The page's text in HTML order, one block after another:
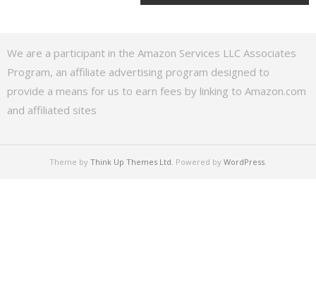
We are a participant in the Amazon Services LLC Associates
Program, an affiliate advertising program designed to
provide a means for us to earn fees by linking to Amazon.com
and affiliated sites
Theme by Think Up Themes Ltd. Powered by WordPress.